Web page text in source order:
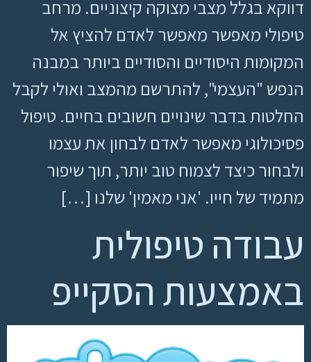
דווקא בגלל מצבי מצוקה קיצוניים. מרחב
טיפולי מאפשר מאפשר לאדם להציץ אל
המקומות היסודיים והסודיים ביותר במבנה
הנפש "העצמי", להתרשם מהמצב ואולי לקבל
החלטות בדבר שינויים חשובים בחיים. טיפול
פסיכולוגי מאפשר לאדם לבחון את עצמו
ולבחור כיצד לצמוח טוב יותר, תוך שיפור
מתמיד של חייו. 'אני מאמין' שלנו […]
עבודה טיפולית
באמצעות הסקייפ